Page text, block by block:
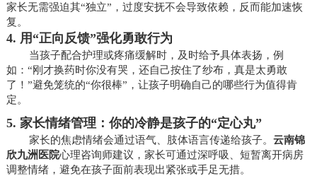
家长无需强迫其“独立”，过度安抚不会导致依赖，反而能加速恢
复。
4. 用“正向反馈”强化勇敢行为
当孩子配合护理或疼痛缓解时，及时给予具体表扬，例
如：“刚才换药时你没有哭，还自己按住了纱布，真是太勇敢
了！”避免笼统的“你很棒”，让孩子明确自己的哪些行为值得肯
定。
5. 家长情绪管理：你的冷静是孩子的“定心丸”
家长的焦虑情绪会通过语气、肢体语言传递给孩子。 云南锦
欣九洲医院心理咨询师建议，家长可通过深呼吸、短暂离开病房
调整情绪，避免在孩子面前表现出紧张或手足无措。